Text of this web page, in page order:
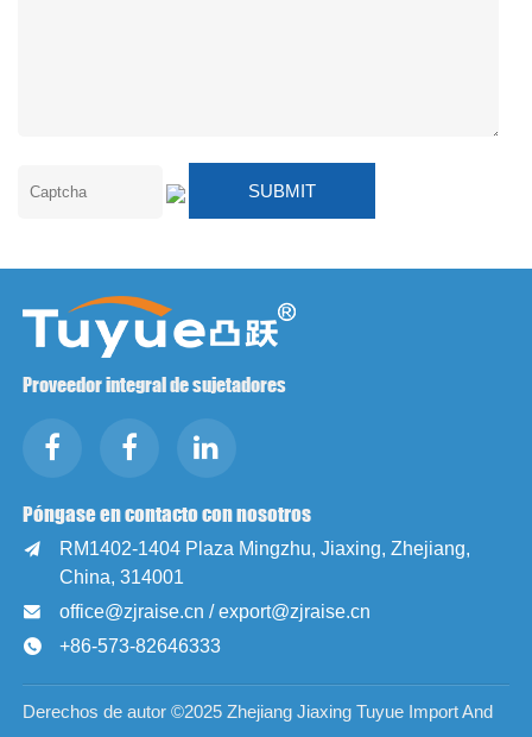
Proveedor integral de sujetadores
Póngase en contacto con nosotros

RM1402-1404 Plaza Mingzhu, Jiaxing, Zhejiang,
China, 314001
 office@zjraise.cn / export@zjraise.cn
 +86-573-82646333
Derechos de autor ©2025 Zhejiang Jiaxing Tuyue Import And